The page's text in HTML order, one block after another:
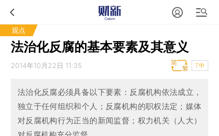
观点
法治化反腐的基本要素及其意义
2014年10月22日 11:35 T中
法治化反腐必须具备以下要素：反腐机构依法成立，
独立于任何组织和个人；反腐机构的职权法定；媒体
对反腐机构行为正当的新闻监督；权力机关（人大）